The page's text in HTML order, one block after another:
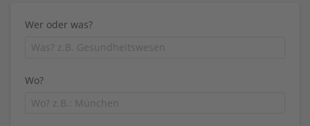
Wer oder was?
Wo?